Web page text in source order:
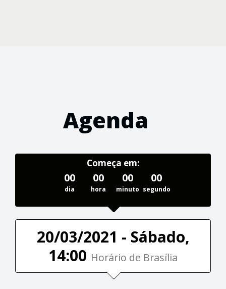
Agenda
Começa em:
00
dia
00
hora
00
minuto
00
segundo
20/03/2021 - Sábado,
14:00 Horário de Brasília